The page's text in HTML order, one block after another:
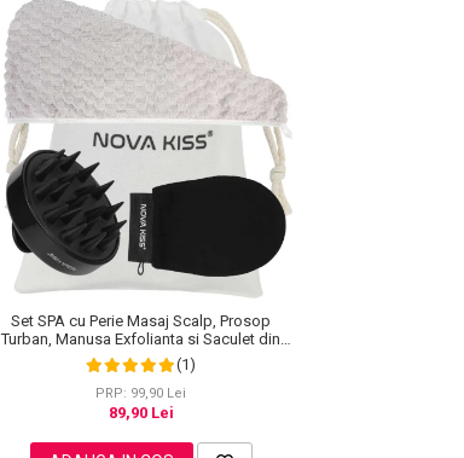
Set SPA cu Perie Masaj Scalp, Prosop
Turban, Manusa Exfolianta si Saculet din
Bumbac, NOVA KISS®
(1)
PRP: 99,90 Lei
89,90 Lei